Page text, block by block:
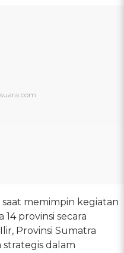
memimpin kegiatan
provinsi secara
Provinsi Sumatra
strategis dalam